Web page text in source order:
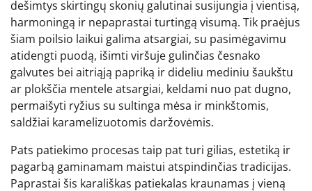
dešimtys skirtingų skonių galutinai susijungia į vientisą,
harmoningą ir nepaprastai turtingą visumą. Tik praėjus
šiam poilsio laikui galima atsargiai, su pasimėgavimu
atidengti puodą, išimti viršuje gulinčias česnako
galvutes bei aitriąją papriką ir dideliu mediniu šaukštu
ar plokščia mentele atsargiai, keldami nuo pat dugno,
permaišyti ryžius su sultinga mėsa ir minkštomis,
saldžiai karamelizuotomis daržovėmis.
Pats patiekimo procesas taip pat turi gilias, estetiką ir
pagarbą gaminamam maistui atspindinčias tradicijas.
Paprastai šis karališkas patiekalas kraunamas į vieną